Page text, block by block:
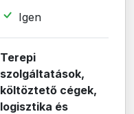
Igen
Terepi
szolgáltatások,
költöztető cégek,
logisztika és